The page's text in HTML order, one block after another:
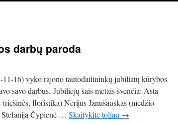
darbų paroda
16) vyko rajono tautodailininkų jubiliatų kūrybos
savo darbus. Jubiliejų šais metais švenčia: Asta
floristika) Nerijus Janušauskas (medžio
Stefanija Čypienė … Skaitykite toliau →